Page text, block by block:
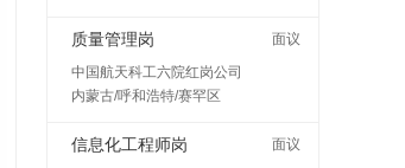
质量管理岗
面议
中国航天科工六院红岗公司
内蒙古/呼和浩特/赛罕区
信息化工程师岗
面议